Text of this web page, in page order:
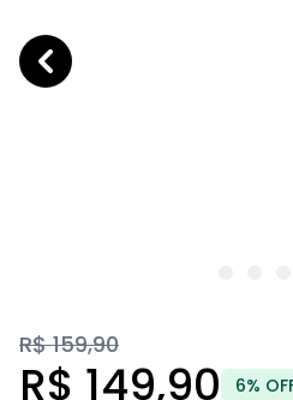
R$ 159,90
R$ 149,90 6%